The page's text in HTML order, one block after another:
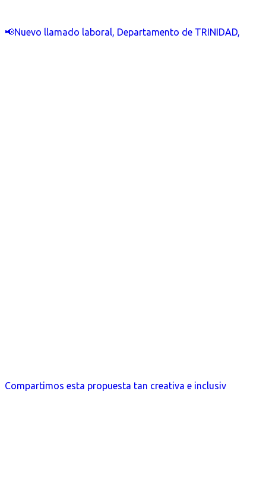
📢Nuevo llamado laboral, Departamento de TRINIDAD,
Compartimos esta propuesta tan creativa e inclusiv